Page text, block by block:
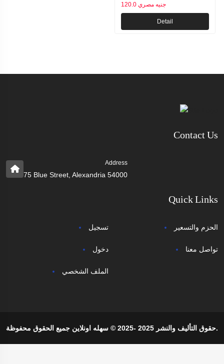
120.0 جنيه مصري
Detail
Contact Us
Address
75 Blue Street, Alexandria 54000
Quick Links
تسجيل
دخول
الملف الشخصي
الحزم والتسعير
تواصل معنا
حقوق التأليف والنشر 2025 -2025 © سهله اونلاين جميع الحقوق محفوظة.